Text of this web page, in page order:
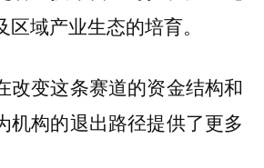
区域产业生态的培育。
改变这条赛道的资金结构和
机构的退出路径提供了更多